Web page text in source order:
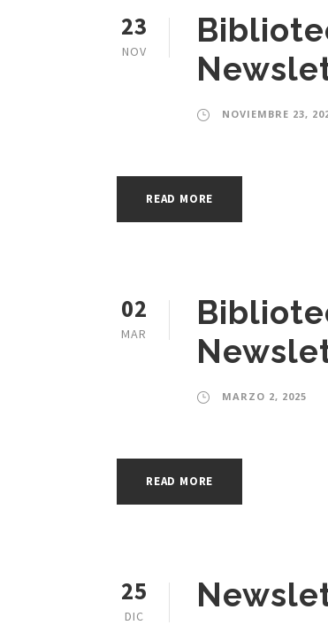
23
NOV
NOVIEMBRE 23,
READ MORE
02
MAR
MARZO 2, 2025
READ MORE
25
DIC